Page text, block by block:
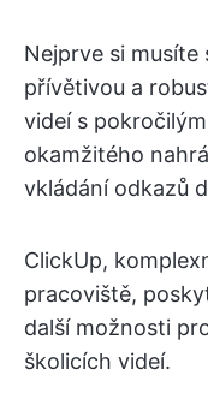
Nejprve si
přívětivou a
videí s
okamžitého
vkládání odkazů
ClickUp,
pracoviště,
další možnosti
školicích videí.